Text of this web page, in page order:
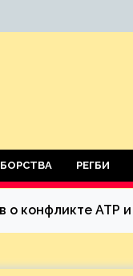
РЕГБИ
о конфликте ATP